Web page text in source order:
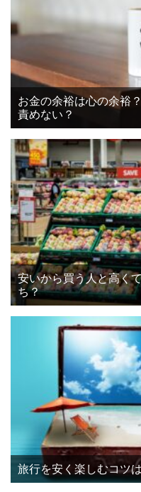
お金の余裕は心の余裕
責めない？
安いから買う人と高く
ち？
旅行を安く楽しむコツ